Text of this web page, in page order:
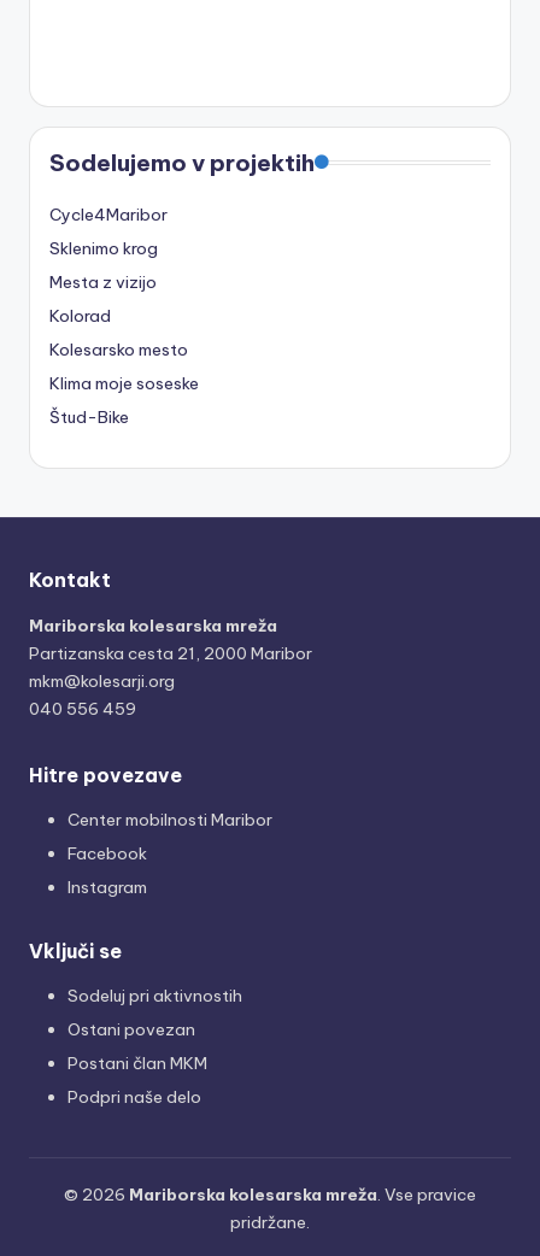
Sodelujemo v projektih
Cycle4Maribor
Sklenimo krog
Mesta z vizijo
Kolorad
Kolesarsko mesto
Klima moje soseske
Štud-Bike
Kontakt
Mariborska kolesarska mreža
Partizanska cesta 21, 2000 Maribor
mkm@kolesarji.org
040 556 459
Hitre povezave
Center mobilnosti Maribor
Facebook
Instagram
Vključi se
Sodeluj pri aktivnostih
Ostani povezan
Postani član MKM
Podpri naše delo
© 2026 Mariborska kolesarska mreža . Vse pravice
pridržane.